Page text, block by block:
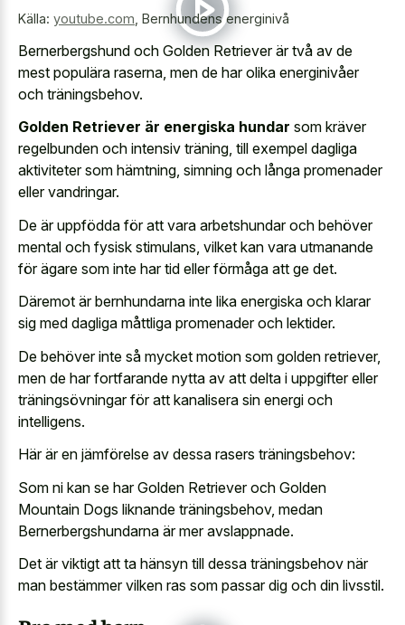
Källa: youtube.com Bernhundens energinivå
Bernerbergshund och Golden Retriever är två av de
mest populära raserna, men de har olika energinivåer
och träningsbehov.
Golden Retriever är energiska hundar som kräver
regelbunden och intensiv träning, till exempel dagliga
aktiviteter som hämtning, simning och långa promenader
eller vandringar.
De är uppfödda för att vara arbetshundar och behöver
mental och fysisk stimulans, vilket kan vara utmanande
för ägare som inte har tid eller förmåga att ge det.
Däremot är bernhundarna inte lika energiska och klarar
sig med dagliga måttliga promenader och lektider.
De behöver inte så mycket motion som golden retriever,
men de har fortfarande nytta av att delta i uppgifter eller
träningsövningar för att kanalisera sin energi och
intelligens.
Här är en jämförelse av dessa rasers träningsbehov:
Som ni kan se har Golden Retriever och Golden
Mountain Dogs liknande träningsbehov, medan
Bernerbergshundarna är mer avslappnade.
Det är viktigt att ta hänsyn till dessa träningsbehov när
man bestämmer vilken ras som passar dig och din livsstil.